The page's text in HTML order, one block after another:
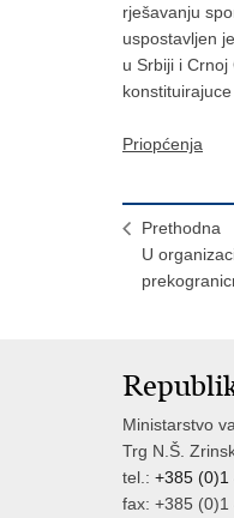
rješavanju
uspostavljen
u Srbiji i
Priopćenja
Prethodna
U
Ministarstvo
Trg N.Š.
tel.: +385 (0)1
fax: +385